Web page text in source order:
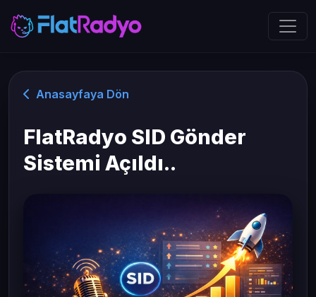
Anasayfaya Dön
FlatRadyo SID Gönder
Sistemi Açıldı..